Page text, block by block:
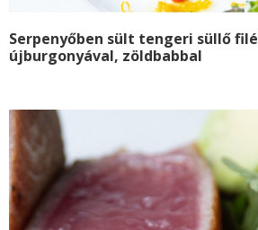
Serpenyőben sült tengeri süllő filé
újburgonyával, zöldbabbal